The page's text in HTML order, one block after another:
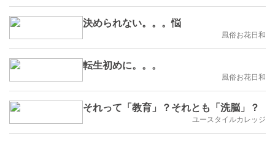
決められない。。。悩
風俗お花日和
転生初めに。。。
風俗お花日和
それって「教育」？それとも「洗脳」？
ユースタイルカレッジ